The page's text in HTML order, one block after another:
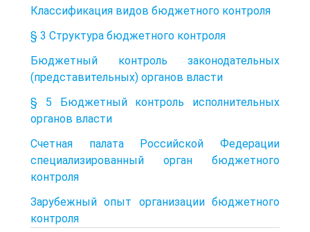
Классификация видов бюджетного контроля
§ 3 Структура бюджетного контроля
Бюджетный контроль законодательных
(представительных) органов власти
§ 5 Бюджетный контроль исполнительных
органов власти
Счетная палата Российской Федерации
специализированный орган бюджетного
контроля
Зарубежный опыт организации бюджетного
контроля